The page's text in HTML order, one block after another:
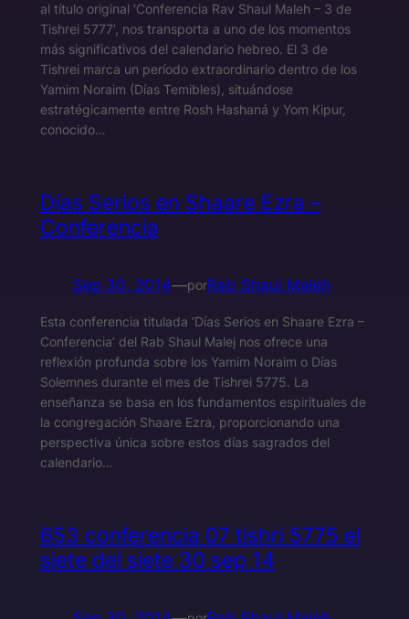
al título original ‘Conferencia Rav Shaul Maleh – 3 de
Tishrei 5777’, nos transporta a uno de los momentos
más significativos del calendario hebreo. El 3 de
Tishrei marca un período extraordinario dentro de los
Yamim Noraim (Días Temibles), situándose
estratégicamente entre Rosh Hashaná y Yom Kipur,
conocido…
Días Serios en Shaare Ezra –
Conferencia
Sep 30, 2014—porRab Shaul Maleh
Esta conferencia titulada ‘Días Serios en Shaare Ezra –
Conferencia’ del Rab Shaul Malej nos ofrece una
reflexión profunda sobre los Yamim Noraim o Días
Solemnes durante el mes de Tishrei 5775. La
enseñanza se basa en los fundamentos espirituales de
la congregación Shaare Ezra, proporcionando una
perspectiva única sobre estos días sagrados del
calendario…
653 conferencia 07 tishri 5775 el
siete del siete 30 sep 14